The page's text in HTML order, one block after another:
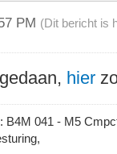
PM (Dit bericht is
hier
B4M 041 - M5